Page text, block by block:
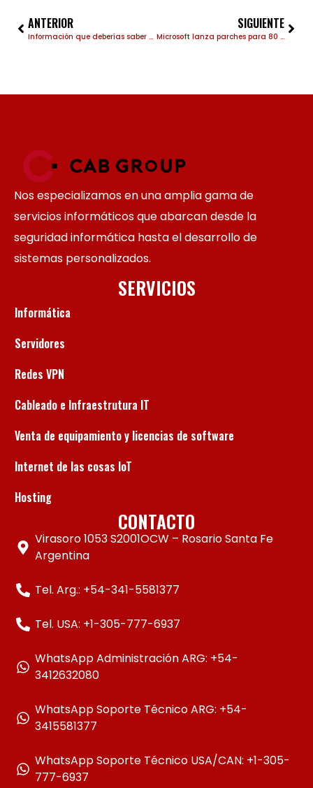
ANTERIOR
Información que deberías saber a la hora de elegir tu disco M.2
SIGUIENTE
Microsoft lanza parches para 80 vulnerabilidades, 2 0-day(s) Microsoft lanza parches para 80 vulnerabilidades, 2 0-day(s)
Nos especializamos en una amplia gama de
servicios informáticos que abarcan desde la
seguridad informática hasta el desarrollo de
sistemas personalizados.
SERVICIOS
Informática
Servidores
Redes VPN
Cableado e Infraestrutura IT
Venta de equipamiento y licencias de software
Internet de las cosas IoT
Hosting
CONTACTO
Virasoro 1053 S2001OCW – Rosario Santa Fe
Argentina
Tel. Arg.: +54-341-5581377
Tel. USA: +1-305-777-6937
WhatsApp Administración ARG: +54-
3412632080
WhatsApp Soporte Técnico ARG: +54-
3415581377
WhatsApp Soporte Técnico USA/CAN: +1-305-
777-6937